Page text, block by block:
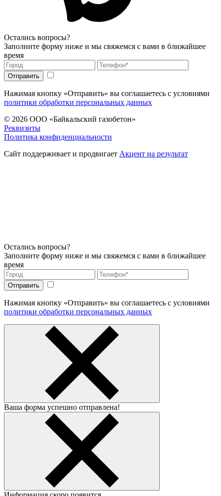
Остались вопросы?
Заполните форму ниже и мы свяжемся с вами в ближайшее
время
Нажимая кнопку «Отправить» вы соглашаетесь с условиями
политики обработки персональных данных
© 2026 ООО «Байкальский газобетон»
Реквизиты
Политика конфиденциальности
Сайт поддерживает и продвигает Акцент на результат
Остались вопросы?
Заполните форму ниже и мы свяжемся с вами в ближайшее
время
Нажимая кнопку «Отправить» вы соглашаетесь с условиями
политики обработки персональных данных
Ваша форма успешно отправлена!